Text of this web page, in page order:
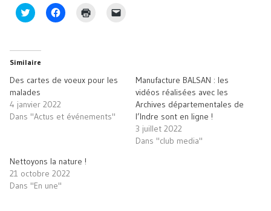
Cliquez
pour
dans
une
nouvelle
Cliquez
pour
Cliquer
ami(ouvre
dans
nouvelle
fenêtre)
Similaire
Des cartes de voeux pour les
malades
4 janvier 2022
Dans "Actus et événements"
Manufacture BALSAN : les
vidéos réalisées avec les
Archives départementales de
l’Indre sont en ligne !
3 juillet 2022
Dans "club media"
Nettoyons la nature !
21 octobre 2022
Dans "En une"